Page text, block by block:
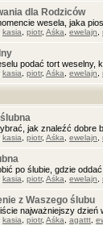
dla Rodziców
wesela, jaka
kasia piotr, Aśka ewelajn
podać tort weselny,
kasia piotr, Aśka ewelajn
jak znaleźć dobre
kasia piotr, Aśka ewelajn
po ślubie, gdzie
kasia piotr, Aśka ewelajn
z Waszego ślubu
najważniejszy dzień
kasia piotr, Aśka agattt